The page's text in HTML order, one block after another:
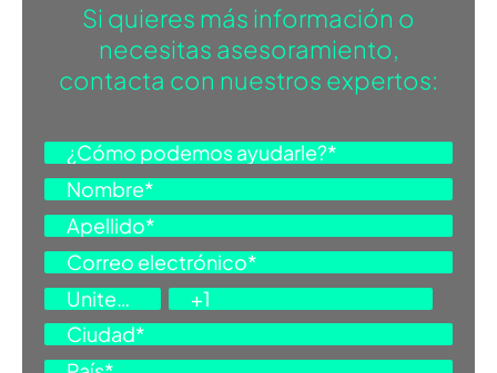
PREINSTALACIÓN 30-45-55-70-90
PREINSTALACIÓN 250-360
2D NUVOLA SMART
MANUAL DE MONTAJE 30-45-55-70-90
Si quieres más información o
necesitas asesoramiento,
contacta con nuestros expertos: